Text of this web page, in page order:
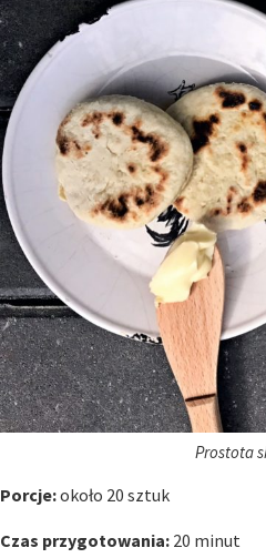
Prostota
Porcje:około 20 sztuk
Czas przygotowania: 20 minut